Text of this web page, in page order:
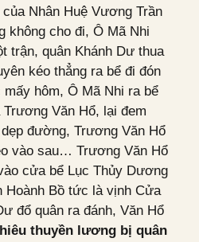
Nhân Huệ Vương Trần
không cho đi, Ô Mã Nhi
trận, quân Khánh Dư thua
kéo thẳng ra bể đi đón
hôm, Ô Mã Nhi ra bể
Văn Hổ, lại đem
đường, Trương Văn Hổ
vào sau… Trương Văn Hổ
cửa bể Lục Thủy Dương
Hoành Bồ tức là vịnh Cửa
đổ quân ra đánh, Văn Hổ
thuyền lương bị quân